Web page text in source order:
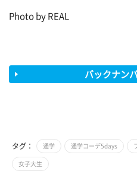
Photo by REAL
バックナン
タグ： 通学 通学コーデ5days
女子大生